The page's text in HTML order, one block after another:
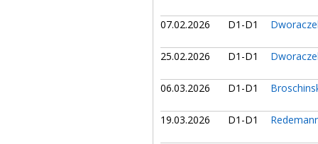
07.02.2026 D1-D1
25.02.2026 D1-D1
06.03.2026 D1-D1
19.03.2026 D1-D1